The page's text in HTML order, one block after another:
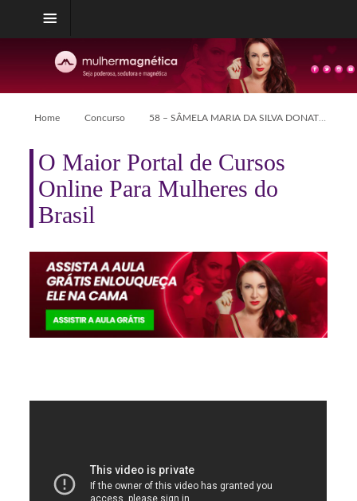
Home Concurso 58 – SÂMELA MARIA DA SILVA DONATO
O Maior Portal de Cursos
Online Para Mulheres do
Brasil